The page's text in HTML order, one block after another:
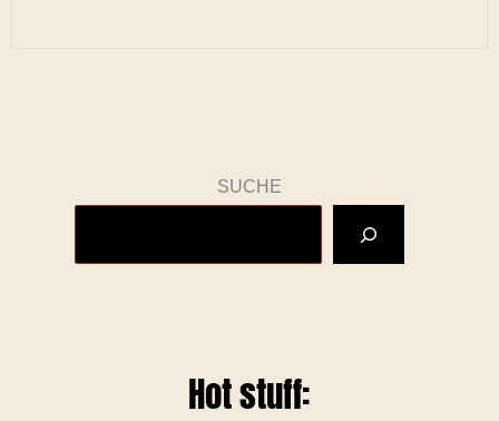
SUCHE
Hot stuff: